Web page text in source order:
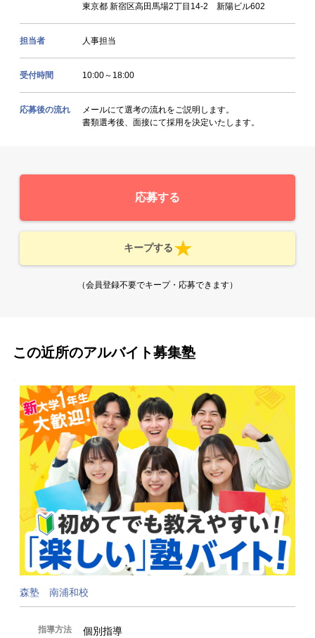
東京都 新宿区高田馬場2丁目14-2 新陽ビル602
担当者 人事担当
受付時間 10:00～18:00
応募後の流れ
メールにて選考の流れをご説明します。
書類選考後、面接にて採用を決定いたします。
応募する
キープする
（会員登録不要でキープ・応募できます）
この近所のアルバイト募集塾
森塾 南浦和校
指導方法 個別指導